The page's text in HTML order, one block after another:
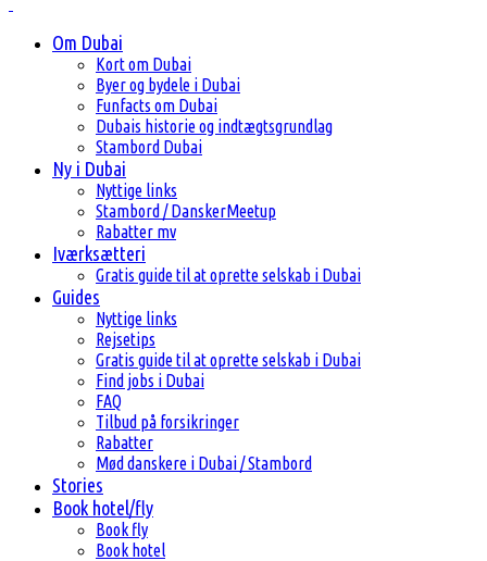
Om Dubai
Kort om Dubai
Byer og bydele i Dubai
Funfacts om Dubai
Dubais historie og indtægtsgrundlag
Stambord Dubai
Ny i Dubai
Nyttige links
Stambord / DanskerMeetup
Rabatter mv
Iværksætteri
Gratis guide til at oprette selskab i Dubai
Guides
Nyttige links
Rejsetips
Gratis guide til at oprette selskab i Dubai
Find jobs i Dubai
FAQ
Tilbud på forsikringer
Rabatter
Mød danskere i Dubai / Stambord
Stories
Book hotel/fly
Book fly
Book hotel